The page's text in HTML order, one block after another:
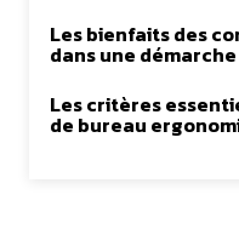
Les bienfaits des
dans une
Les critères
de bureau